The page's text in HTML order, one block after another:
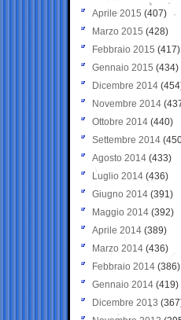
Aprile 2015 (407)
Marzo 2015 (428)
Febbraio 2015 (417)
Gennaio 2015 (434)
Dicembre 2014
Novembre 2014
Ottobre 2014 (440)
Settembre 2014
Agosto 2014 (433)
Luglio 2014 (436)
Giugno 2014 (391)
Maggio 2014 (392)
Aprile 2014 (389)
Marzo 2014 (436)
Febbraio 2014 (386)
Gennaio 2014 (419)
Dicembre 2013